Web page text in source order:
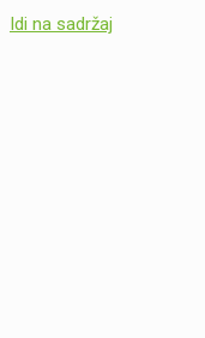
Idi na sadržaj